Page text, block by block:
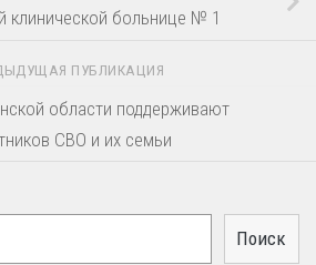
клинической больнице № 1
ПУБЛИКАЦИЯ
области поддерживают
СВО и их семьи
Поиск